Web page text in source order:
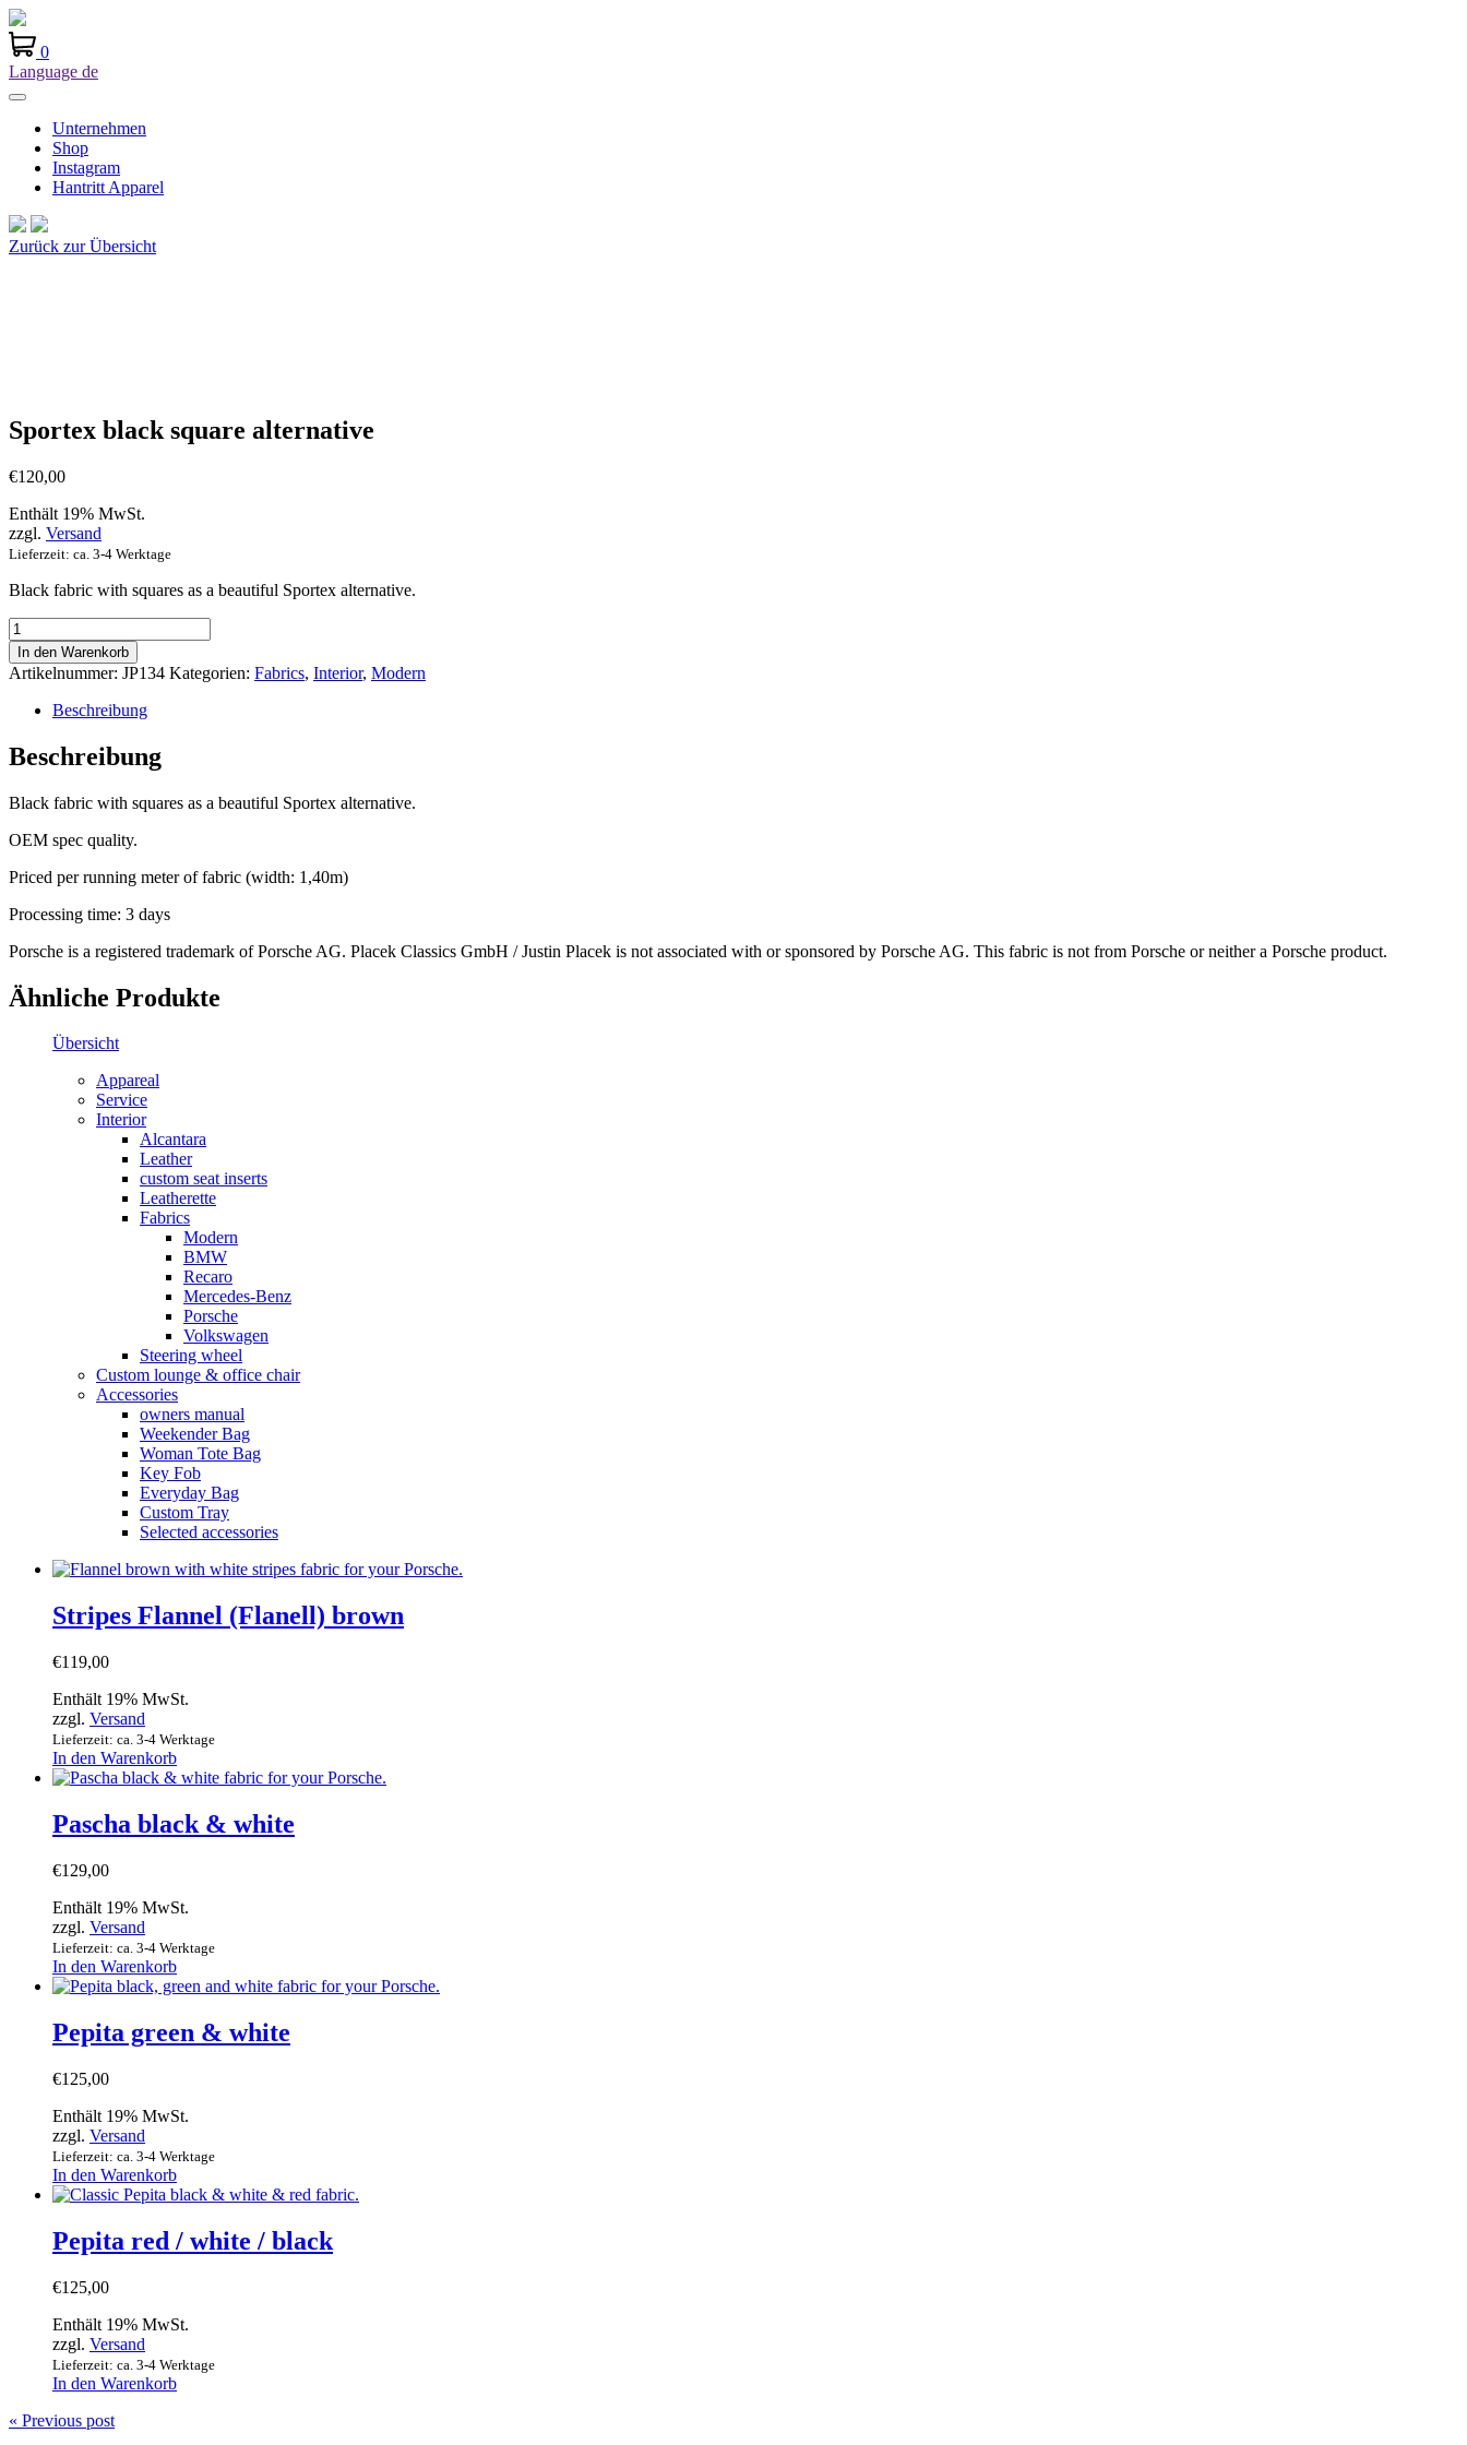
0
Language de
Unternehmen
Shop
Instagram
Hantritt Apparel
Zurück zur Übersicht
Sportex black square alternative
€120,00
Enthält 19% MwSt.
zzgl. Versand
Lieferzeit: ca. 3-4 Werktage
Black fabric with squares as a beautiful Sportex alternative.
Sportex
black
square
alternative
Menge
In den Warenkorb
Artikelnummer: JP134 Kategorien: Fabrics, Interior, Modern
Beschreibung
Beschreibung
Black fabric with squares as a beautiful Sportex alternative.
OEM spec quality.
Priced per running meter of fabric (width: 1,40m)
Processing time: 3 days
Porsche is a registered trademark of Porsche AG. Placek Classics GmbH / Justin Placek is not associated with or sponsored by Porsche AG. This fabric is not from Porsche or neither a Porsche product.
Ähnliche Produkte
Übersicht
Appareal
Service
Interior
Alcantara
Leather
custom seat inserts
Leatherette
Fabrics
Modern
BMW
Recaro
Mercedes-Benz
Porsche
Volkswagen
Steering wheel
Custom lounge & office chair
Accessories
owners manual
Weekender Bag
Woman Tote Bag
Key Fob
Everyday Bag
Custom Tray
Selected accessories
Stripes Flannel (Flanell) brown
€119,00
Enthält 19% MwSt.
zzgl. Versand
Lieferzeit: ca. 3-4 Werktage
In den Warenkorb
Pascha black & white
€129,00
Enthält 19% MwSt.
zzgl. Versand
Lieferzeit: ca. 3-4 Werktage
In den Warenkorb
Pepita green & white
€125,00
Enthält 19% MwSt.
zzgl. Versand
Lieferzeit: ca. 3-4 Werktage
In den Warenkorb
Pepita red / white / black
€125,00
Enthält 19% MwSt.
zzgl. Versand
Lieferzeit: ca. 3-4 Werktage
In den Warenkorb
« Previous post